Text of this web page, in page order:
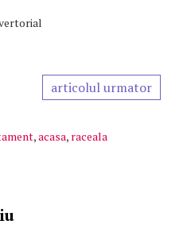
articolul urmator
,acasa, raceala